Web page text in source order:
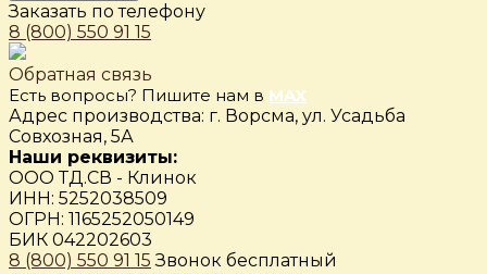
Заказать по телефону
8 (800) 550 91 15
Обратная связь
Есть вопросы? Пишите нам в MAX
Адрес производства: г. Ворсма, ул. Усадьба
Совхозная, 5А
Наши реквизиты:
ООО ТД.СВ - Клинок
ИНН: 5252038509
ОГРН: 1165252050149
БИК 042202603
8 (800) 550 91 15 Звонок бесплатный